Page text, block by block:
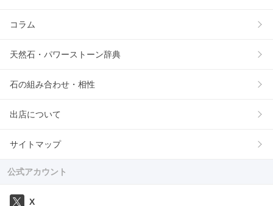
コラム
天然石・パワーストーン辞典
石の組み合わせ・相性
出店について
サイトマップ
公式アカウント
X